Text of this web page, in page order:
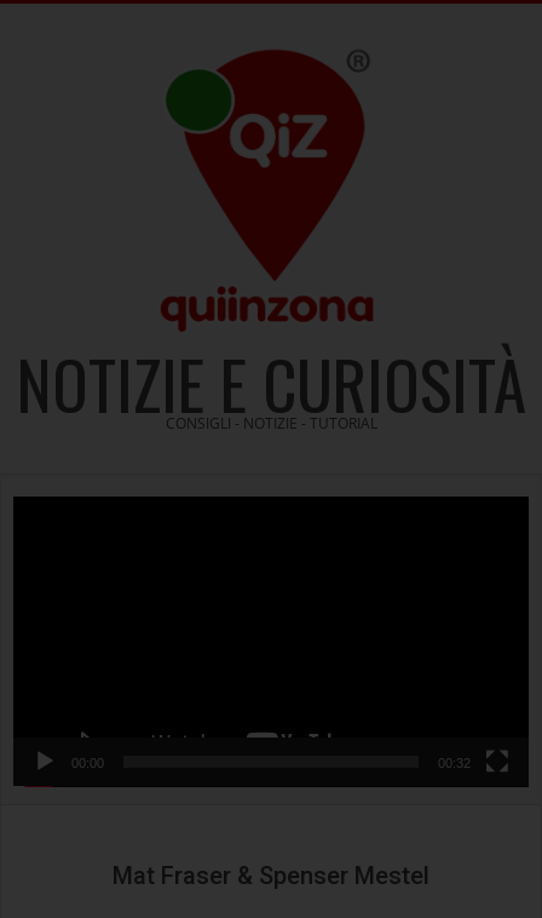
NOTIZIE E CURIOSITÀ
CONSIGLI - NOTIZIE - TUTORIAL
00:00 00:32
Mat Fraser & Spenser Mestel